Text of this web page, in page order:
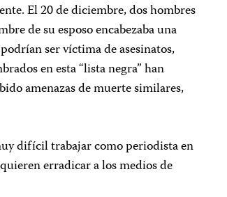
El 20 de diciembre, dos hombres
de su esposo encabezaba una
ser víctima de asesinatos,
en esta “lista negra” han
amenazas de muerte similares,
difícil trabajar como periodista en
erradicar a los medios de